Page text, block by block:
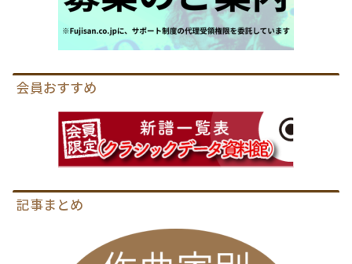
会員おすすめ
記事まとめ